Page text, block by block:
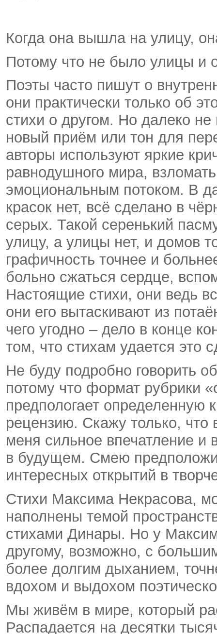
Когда она вышла на улицу,
Потому что не было улицы и
Поэты часто пишут о
они практически только об
стихи о другом. Но далеко не
новый приём или тон для
авторы используют яркие
равнодушного мира,
эмоциональным потоком. В
красок нет, всё сделано в
серых. Такой серенький
улицу, а улицы нет, и домов
графичность точнее и
больно сжаться сердце,
Настоящие стихи, они ведь
они его вытаскивают из
чего угодно – дело в конце
том, что стихам удается это
Не буду подробно говорить
потому что формат рубрики
предпологает определенную
рецензию. Скажу только, что
меня сильное впечатление и
в будущем. Смею
интересных открытий в
Стихи Максима Некрасова,
наполнены темой
стихами Динары. Но у
другому, возможно, с
более долгим дыханием,
вдохом и выдохом
Мы живём в мире, который
Распадается на десятки